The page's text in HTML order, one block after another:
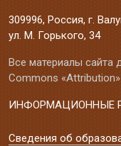
309996, Россия, г.
ул. М. Горького, 34
Все материалы сайта
Commons
ИНФОРМАЦИОННЫЕ
Сведения об